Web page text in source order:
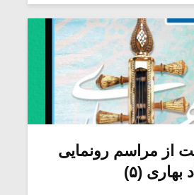
از مراسم رونمایی
بهاری (۵)